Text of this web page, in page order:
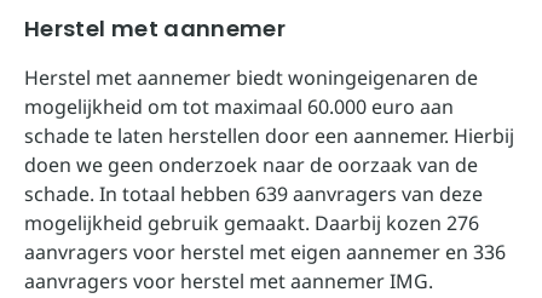
Herstel met aannemer
Herstel met aannemer biedt woningeigenaren de
mogelijkheid om tot maximaal 60.000 euro aan
schade te laten herstellen door een aannemer. Hierbij
doen we geen onderzoek naar de oorzaak van de
schade. In totaal hebben 639 aanvragers van deze
mogelijkheid gebruik gemaakt. Daarbij kozen 276
aanvragers voor herstel met eigen aannemer en 336
aanvragers voor herstel met aannemer IMG.